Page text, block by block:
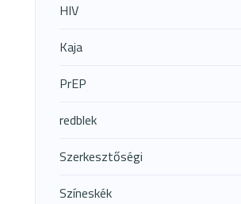
HIV
Kaja
PrEP
redblek
Szerkesztőségi
Színeskék